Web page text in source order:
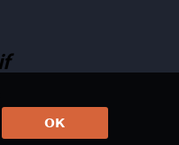
ОК